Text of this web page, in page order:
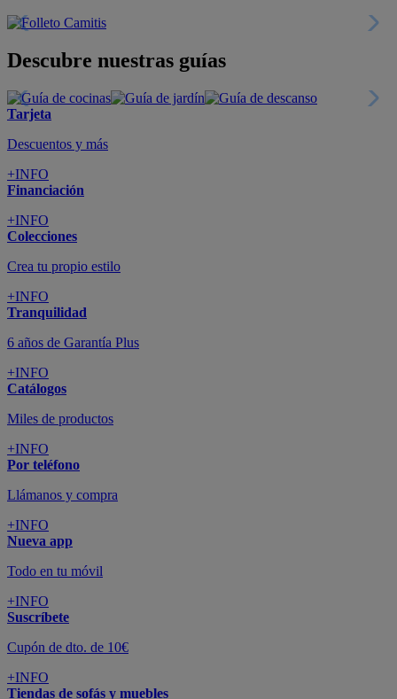
Descubre nuestras guías
Tarjeta
Descuentos y más
+INFO
Financiación
+INFO
Colecciones
Crea tu propio estilo
+INFO
Tranquilidad
6 años de Garantía Plus
+INFO
Catálogos
Miles de productos
+INFO
Por teléfono
Llámanos y compra
+INFO
Nueva app
Todo en tu móvil
+INFO
Suscríbete
Cupón de dto. de 10€
+INFO
Tiendas de sofás y muebles